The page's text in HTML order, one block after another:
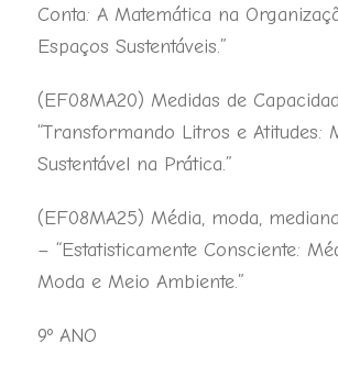
Conta: A Matemática na
Espaços Sustentáveis.”
(EF08MA20) Medidas de
“Transformando Litros e Atitudes:
Sustentável na Prática.”
(EF08MA25) Média, moda,
– “Estatisticamente Consciente:
Moda e Meio Ambiente.”
9º ANO